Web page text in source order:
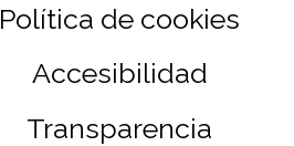
Política de cookies
Accesibilidad
Transparencia